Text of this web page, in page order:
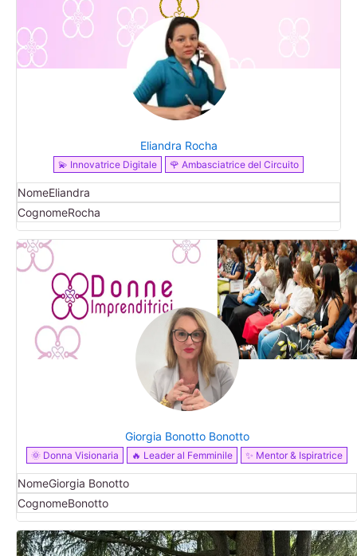
Eliandra Rocha
💫 Innovatrice Digitale 🌹 Ambasciatrice del Circuito
NomeEliandra
CognomeRocha
Giorgia Bonotto Bonotto
🌞 Donna Visionaria 🔥 Leader al Femminile ✨ Mentor & Ispiratrice
NomeGiorgia Bonotto
CognomeBonotto